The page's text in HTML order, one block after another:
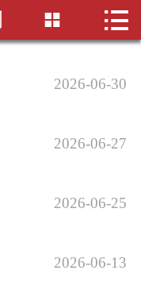
 首页
律师团队
招贤纳士
 
2026-06-30
2026-06-27
2026-06-25
2026-06-13